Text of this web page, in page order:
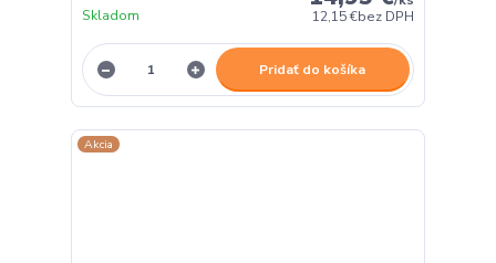
12,15 €bez DPH
Skladom
Pridať do košíka
Akcia